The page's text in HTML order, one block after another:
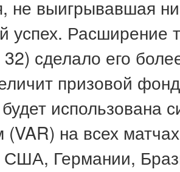
не выигрывавшая
успех. Расширение
сделало его
призовой
использована
(VAR) на всех
США, Германии,